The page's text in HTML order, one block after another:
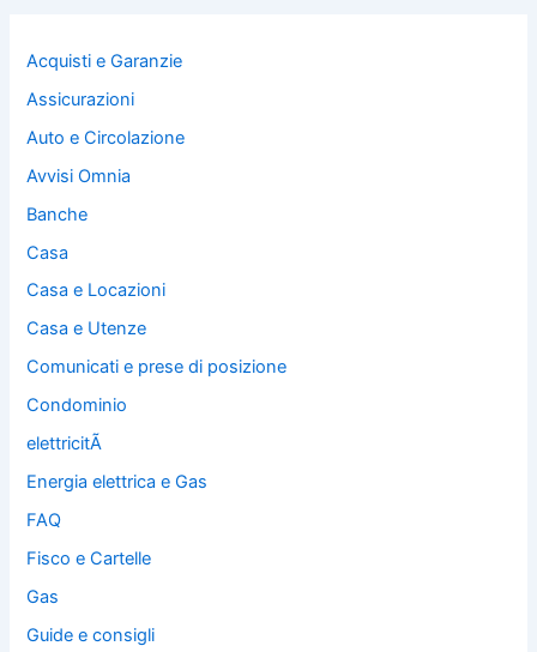
Acquisti e Garanzie
Assicurazioni
Auto e Circolazione
Avvisi Omnia
Banche
Casa
Casa e Locazioni
Casa e Utenze
Comunicati e prese di posizione
Condominio
elettricitÃ
Energia elettrica e Gas
FAQ
Fisco e Cartelle
Gas
Guide e consigli